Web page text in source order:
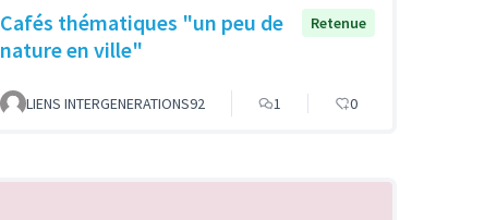
Cafés thématiques "un peu de
nature en ville"
Retenue
LIENS INTERGENERATIONS92 1 0